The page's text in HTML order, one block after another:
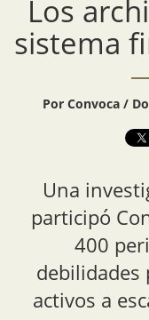
Los
sistema
Por Convoca /
Una
participó
400
debilidades
activos a